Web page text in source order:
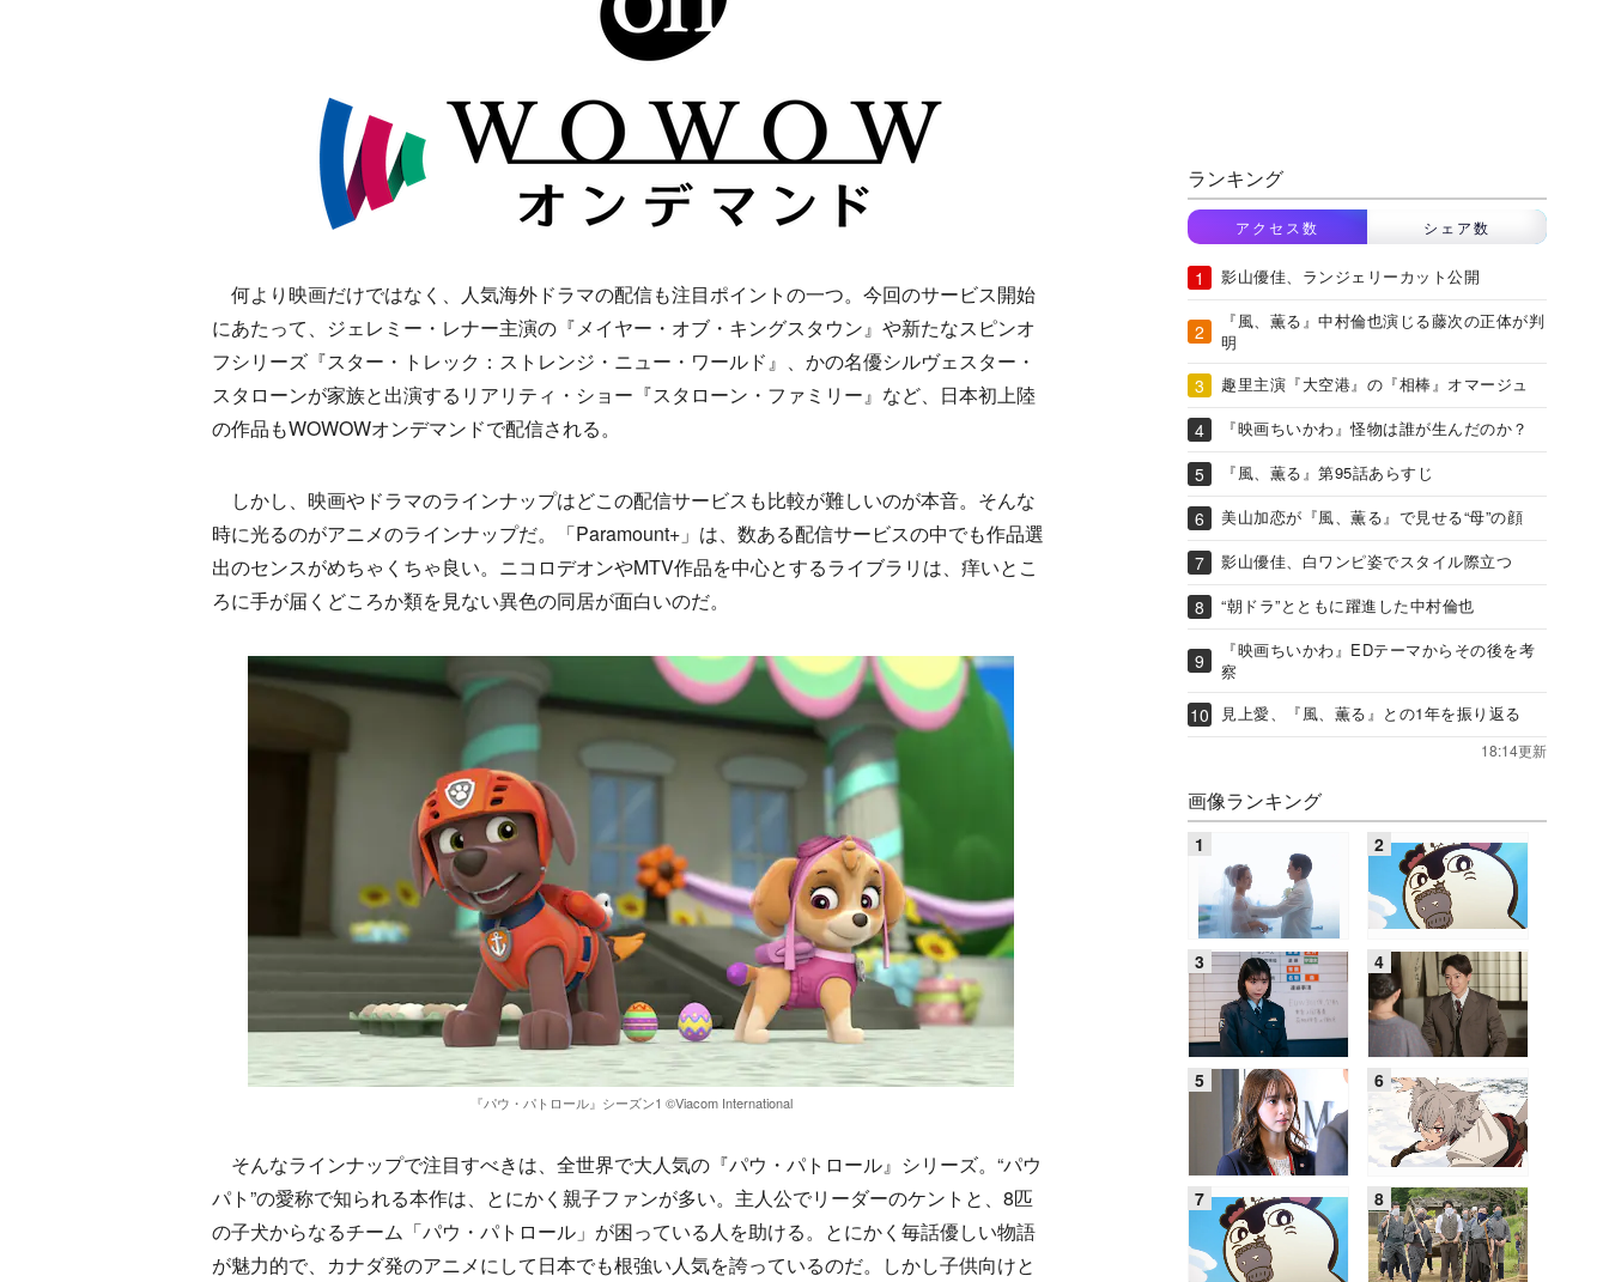
何より映画だけではなく、人気海外ドラマの配信も注目ポイントの一つ。今回のサービス開始
にあたって、ジェレミー・レナー主演の『メイヤー・オブ・キングスタウン』や新たなスピンオ
フシリーズ『スター・トレック：ストレンジ・ニュー・ワールド』、かの名優シルヴェスター・
スタローンが家族と出演するリアリティ・ショー『スタローン・ファミリー』など、日本初上陸
の作品もWOWOWオンデマンドで配信される。
しかし、映画やドラマのラインナップはどこの配信サービスも比較が難しいのが本音。そんな
時に光るのがアニメのラインナップだ。「Paramount+」は、数ある配信サービスの中でも作品選
出のセンスがめちゃくちゃ良い。ニコロデオンやMTV作品を中心とするライブラリは、痒いとこ
ろに手が届くどころか類を見ない異色の同居が面白いのだ。
『パウ・パトロール』シーズン1 ©Viacom International
そんなラインナップで注目すべきは、全世界で大人気の『パウ・パトロール』シリーズ。“パウ
パト”の愛称で知られる本作は、とにかく親子ファンが多い。主人公でリーダーのケントと、8匹
の子犬からなるチーム「パウ・パトロール」が困っている人を助ける。とにかく毎話優しい物語
が魅力的で、カナダ発のアニメにして日本でも根強い人気を誇っているのだ。しかし子供向けと
ランキング
アクセス数 シェア数
影山優佳、ランジェリーカット公開
『風、薫る』中村倫也演じる藤次の正体が判
明
趣里主演『大空港』の『相棒』オマージュ
『映画ちいかわ』怪物は誰が生んだのか？
『風、薫る』第95話あらすじ
美山加恋が『風、薫る』で見せる“母”の顔
影山優佳、白ワンピ姿でスタイル際立つ
“朝ドラ”とともに躍進した中村倫也
『映画ちいかわ』EDテーマからその後を考
察
見上愛、『風、薫る』との1年を振り返る
18:14更新
画像ランキング